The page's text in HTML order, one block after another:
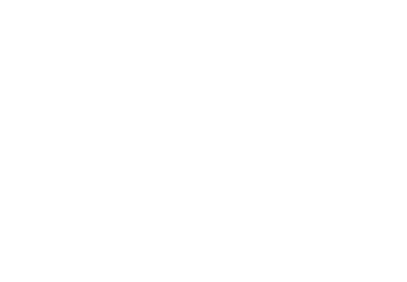
confirmam a existência de um exoplaneta a apenas 41 anos-luz
Webb. Classificado como “LHS 475 b”, ele está relativamente
de cientistas da Universidade da Flórida Central tem dedicado seus
capacidade de ser carregada em poucos segundos e promete durar
Saiba mais sobre o que promete ser a revolução